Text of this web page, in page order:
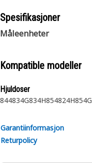
Spesifikasjoner
Måleenheter
Kompatible modeller
Hjuldoser
844834G834H854824H854G
Garantiinformasjon
Returpolicy